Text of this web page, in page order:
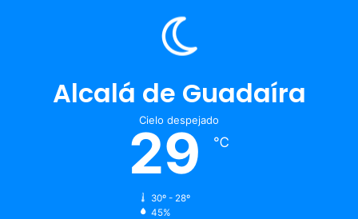
Alcalá de Guadaíra
Cielo despejado
29 ℃
30º - 28º
45%